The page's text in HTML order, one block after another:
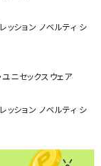
ション ノベルティ シ
ユニセックスウェア
ション ノベルティ シ